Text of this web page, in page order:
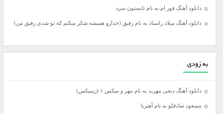
دانلود آهنگ فور ام به نام تابستون سرد
دانلود آهنگ میلاد راستاد به نام رفیق (خدارو همیشه شکر میکنم که تو شدی رفیق من)
به زودی
دانلود آهنگ دیجی مهربد به نام مهر و میکس ۱ (ریمیکس)
مسعود صادقلو به نام آهنربا